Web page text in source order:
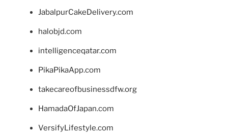
JabalpurCakeDelivery.com
halobjd.com
intelligenceqatar.com
PikaPikaApp.com
takecareofbusinessdfw.org
HamadaOfJapan.com
VersifyLifestyle.com